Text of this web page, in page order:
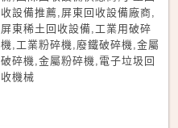
收設備推薦,屏東回收設備廠商,
屏東稀土回收設備,工業用破碎
機,工業粉碎機,廢鐵破碎機,金屬
破碎機,金屬粉碎機,電子垃圾回
收機械